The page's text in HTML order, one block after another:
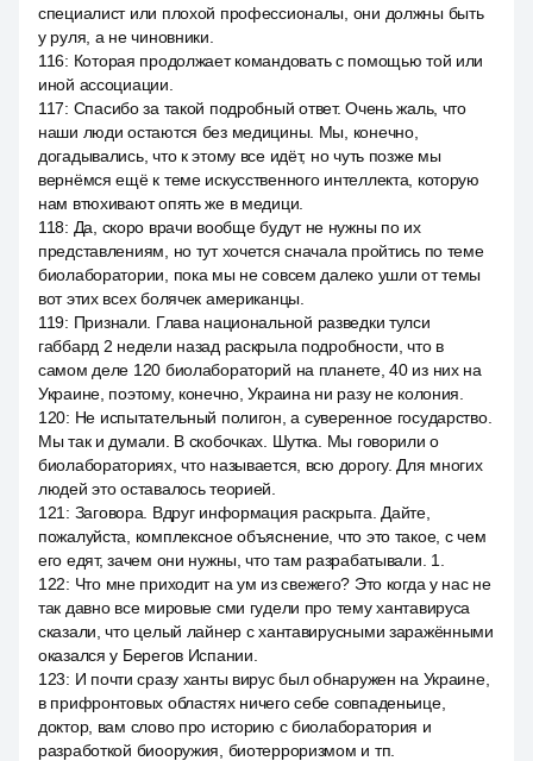
специалист или плохой профессионалы, они должны быть
у руля, а не чиновники.
116: Которая продолжает командовать с помощью той или
иной ассоциации.
117: Спасибо за такой подробный ответ. Очень жаль, что
наши люди остаются без медицины. Мы, конечно,
догадывались, что к этому все идёт, но чуть позже мы
вернёмся ещё к теме искусственного интеллекта, которую
нам втюхивают опять же в медици.
118: Да, скоро врачи вообще будут не нужны по их
представлениям, но тут хочется сначала пройтись по теме
биолаборатории, пока мы не совсем далеко ушли от темы
вот этих всех болячек американцы.
119: Признали. Глава национальной разведки тулси
габбард 2 недели назад раскрыла подробности, что в
самом деле 120 биолабораторий на планете, 40 из них на
Украине, поэтому, конечно, Украина ни разу не колония.
120: Не испытательный полигон, а суверенное государство.
Мы так и думали. В скобочках. Шутка. Мы говорили о
биолабораториях, что называется, всю дорогу. Для многих
людей это оставалось теорией.
121 : Заговора. Вдруг информация раскрыта. Дайте,
пожалуйста, комплексное объяснение, что это такое, с чем
его едят, зачем они нужны, что там разрабатывали. 1.
122: Что мне приходит на ум из свежего? Это когда у нас не
так давно все мировые сми гудели про тему хантавируса
сказали, что целый лайнер с хантавирусными заражёнными
оказался у Берегов Испании.
123: И почти сразу ханты вирус был обнаружен на Украине,
в прифронтовых областях ничего себе совпаденьице,
доктор, вам слово про историю с биолаборатория и
разработкой биооружия, биотерроризмом и тп.